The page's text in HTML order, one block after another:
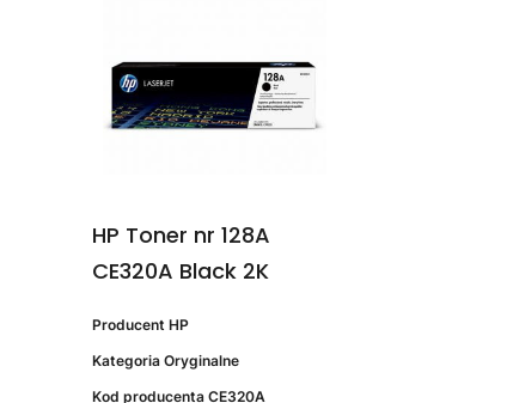
HP Toner nr 128A
CE320A Black 2K
Producent HP
Kategoria Oryginalne
Kod producenta CE320A